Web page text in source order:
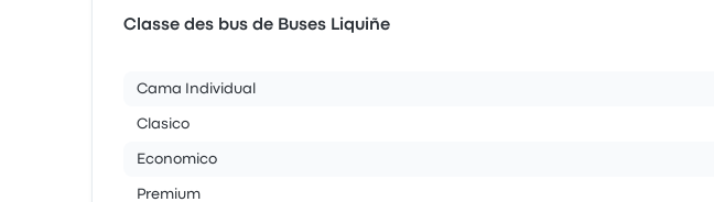
Classe des bus de Buses Liquiñe
Cama Individual
Clasico
Economico
Premium